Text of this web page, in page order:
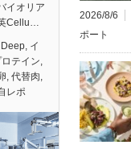
イオリア
Cellu…
イ
テイン
代替肉
レポ
2026/8/6
ポート